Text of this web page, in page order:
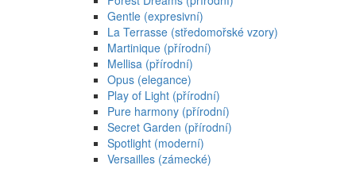
Gentle (expresivní)
La Terrasse (středomořské vzory)
Martinique (přírodní)
Mellisa (přírodní)
Opus (elegance)
Play of Light (přírodní)
Pure harmony (přírodní)
Secret Garden (přírodní)
Spotlight (moderní)
Versailles (zámecké)